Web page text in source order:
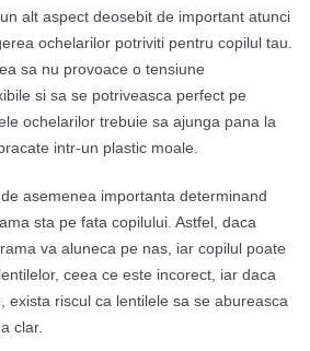
alt aspect deosebit de important atunci
ochelarilor potriviti pentru copilul tau.
sa nu provoace o tensiune
si sa se potriveasca perfect pe
ochelarilor trebuie sa ajunga pana la
intr-un plastic moale.
asemenea importanta determinand
sta pe fata copilului. Astfel, daca
va aluneca pe nas, iar copilul poate
ceea ce este incorect, iar daca
exista riscul ca lentilele sa se abureasca
clar.